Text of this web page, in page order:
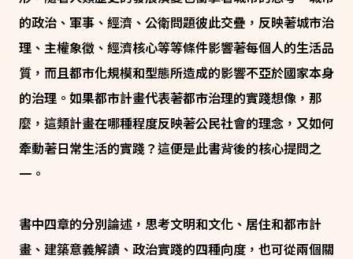
的政治、軍事、經濟、公衛問題彼此交疊，反映著城市治
理、主權象徵、經濟核心等等條件影響著每個人的生活品
質，而且都市化規模和型態所造成的影響不亞於國家本身
的治理。如果都市計畫代表著都市治理的實踐想像，那
麼，這類計畫在哪種程度反映著公民社會的理念，又如何
牽動著日常生活的實踐？這便是此書背後的核心提問之
一。
書中四章的分別論述，思考文明和文化、居住和都市計
畫、建築意義解讀、政治實踐的四種向度，也可從兩個關